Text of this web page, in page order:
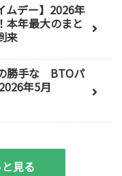
ムデー】2026年
本年最大のまと
来
勝手な BTOパ
年5月
見る